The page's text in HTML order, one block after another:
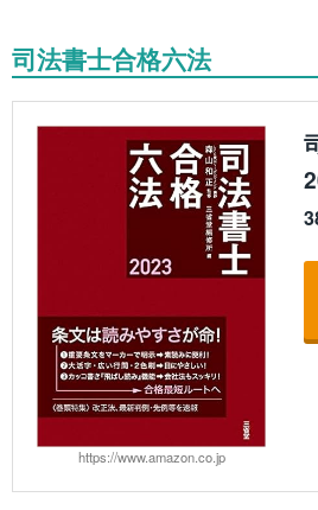
司法書士合格六法
https://www.amazon.co.jp